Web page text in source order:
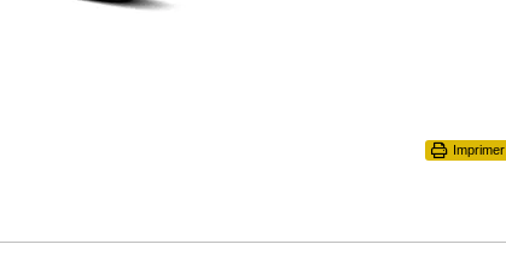
Imprimer